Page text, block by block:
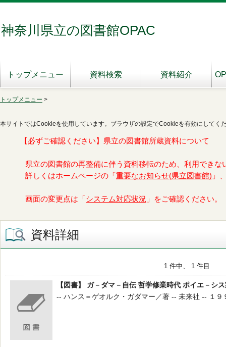
神奈川県立の図書館OPAC
トップメニュー 資料検索 資料紹介
トップメニュー >
本サイトではCookieを使用しています。ブラウザの設定でCookieを有効にしてく
【必ずご確認ください】県立の図書館所蔵資料について
県立の図書館の再整備に伴う資料移転のため、利用できな
詳しくはホームページの「 重要なお知らせ(県立図書館) 」
画面の変更点は「 システム対応状況 」をご確認ください。
資料詳細
1 件中、 1 件目
【図書】 ガ－ダマ－自伝 哲学修業時代 ポイエ－シ
-- ハンス＝ゲオルク・ガダマー／著 -- 未来社 -- １９